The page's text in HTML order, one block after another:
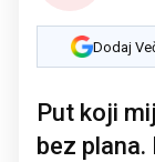
Dodaj
Put koji
bez